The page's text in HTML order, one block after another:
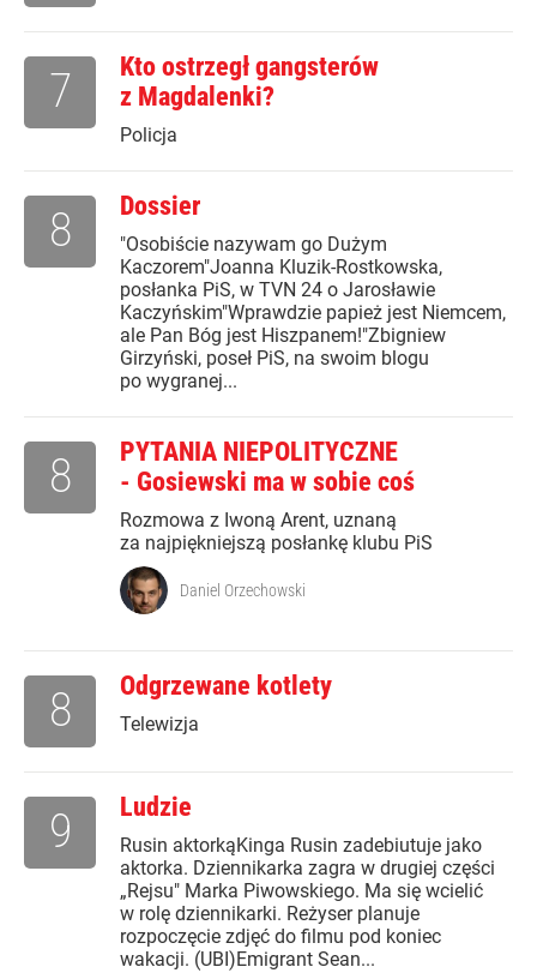
Kto ostrzegł gangsterów
z Magdalenki?
Policja
7
Dossier
"Osobiście nazywam go Dużym
Kaczorem"Joanna Kluzik-Rostkowska,
posłanka PiS, w TVN 24 o Jarosławie
Kaczyńskim"Wprawdzie papież jest Niemcem,
ale Pan Bóg jest Hiszpanem!"Zbigniew
Girzyński, poseł PiS, na swoim blogu
po wygranej...
8
PYTANIA NIEPOLITYCZNE
- Gosiewski ma w sobie coś
Rozmowa z Iwoną Arent, uznaną
za najpiękniejszą posłankę klubu PiS
8
Daniel Orzechowski
Odgrzewane kotlety
Telewizja
8
Ludzie
Rusin aktorkąKinga Rusin zadebiutuje jako
aktorka. Dziennikarka zagra w drugiej części
„Rejsu" Marka Piwowskiego. Ma się wcielić
w rolę dziennikarki. Reżyser planuje
rozpoczęcie zdjęć do filmu pod koniec
wakacji. (UBI)Emigrant Sean...
9